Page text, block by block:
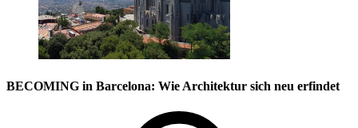
BECOMING in Barcelona: Wie Architektur sich neu erfindet